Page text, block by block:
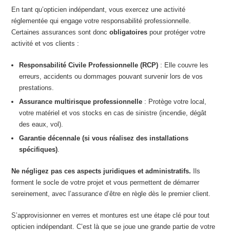
En tant qu’opticien indépendant, vous exercez une activité
réglementée qui engage votre responsabilité professionnelle.
Certaines assurances sont doncobligatoires pour protéger votre
activité et vos clients :
Responsabilité Civile Professionnelle (RCP) : Elle couvre les
erreurs, accidents ou dommages pouvant survenir lors de vos
prestations.
Assurance multirisque professionnelle : Protège votre local,
votre matériel et vos stocks en cas de sinistre (incendie, dégât
des eaux, vol).
Garantie décennale (si vous réalisez des installations
spécifiques).
Ne négligez pas ces aspects juridiques et administratifs. Ils
forment le socle de votre projet et vous permettent de démarrer
sereinement, avec l’assurance d’être en règle dès le premier client.
S’approvisionner en verres et montures est une étape clé pour tout
opticien indépendant. C’est là que se joue une grande partie de votre